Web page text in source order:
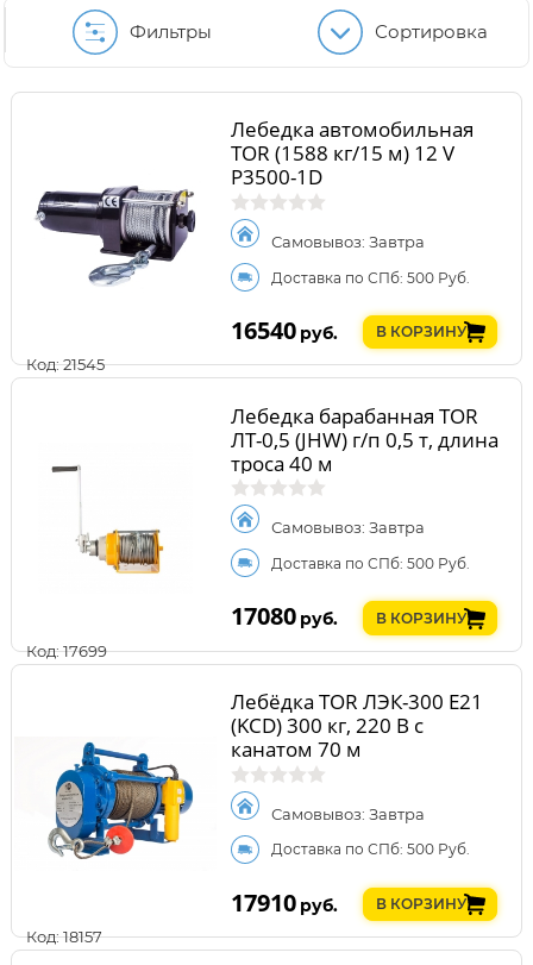
Фильтры Сортировка
Код: 21545
Лебедка автомобильная
TOR (1588 кг/15 м) 12 V
P3500-1D
Самовывоз: Завтра
Доставка по СПб: 500 Руб.
16540 руб. В КОРЗИНУ
Код: 17699
Лебедка барабанная TOR
ЛТ-0,5 (JHW) г/п 0,5 т, длина
троса 40 м
Самовывоз: Завтра
Доставка по СПб: 500 Руб.
17080 руб. В КОРЗИНУ
Код: 18157
Лебёдка TOR ЛЭК-300 E21
(KCD) 300 кг, 220 В с
канатом 70 м
Самовывоз: Завтра
Доставка по СПб: 500 Руб.
17910 руб. В КОРЗИНУ